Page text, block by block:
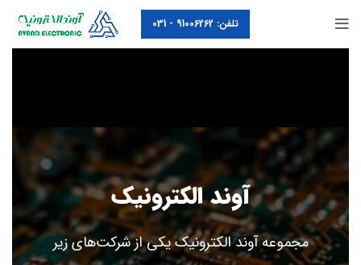
تلفن: 91006262 - 031
آوند الکترونیک
مجموعه آوند الکترونیک یکی از شرکت‌های زیر